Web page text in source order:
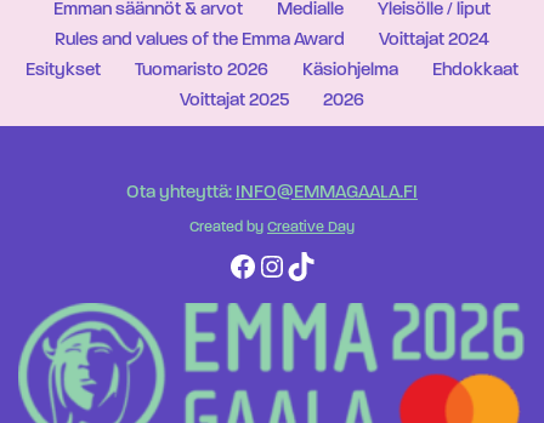
Emman säännöt & arvot
Medialle
Yleisölle / liput
Rules and values of the Emma Award
Voittajat 2024
Esitykset
Tuomaristo 2026 Käsiohjelma
Ehdokkaat
Voittajat 2025
2026
Ota yhteyttä: INFO@EMMAGAALA.FI
Created by Creative Day